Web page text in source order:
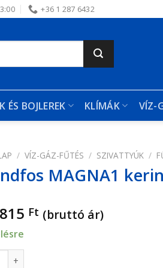
+36 1 287 6432
ÉS BOJLEREK KLÍMÁK VÍZ-
/ VÍZ-GÁZ-FŰTÉS / SZIVATTYÚK /
MAGNA1
Ft (bruttó ár)
MAGNA1 keringető szivattyú